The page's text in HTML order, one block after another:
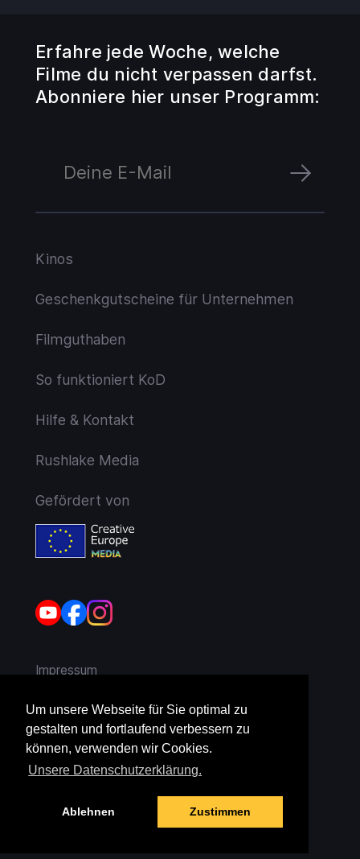
Um unsere Webseite für Sie optimal zu
gestalten und fortlaufend verbessern zu
können, verwenden wir Cookies.
Unsere Datenschutzerklärung.
Ablehnen Zustimmen
Erfahre jede Woche, welche
Filme du nicht verpassen darfst.
Abonniere hier unser Programm:
Kinos
Geschenkgutscheine für Unternehmen
Filmguthaben
So funktioniert KoD
Hilfe & Kontakt
Rushlake Media
Gefördert von
Impressum
AGB
Widerruf